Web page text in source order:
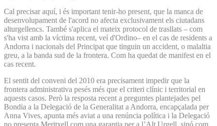
Cal precisar aquí, i és important tenir-ho present, que la manca de
desenvolupament de l'acord no afecta exclusivament els ciutadans
alturgellencs. També s'aplica el mateix protocol de trasllats – com
s'ha vist amb la víctima recent, veí d'Ordino– en el cas de residents a
Andorra i nacionals del Principat que tinguin un accident, o malaltia
greu, a la banda sud de la frontera. Com ha quedat de manifest en el
cas recent.
El sentit del conveni del 2010 era precisament impedir que la
frontera administrativa pesés més que el criteri clínic i territorial en
aquests casos. Però la resposta recent a preguntes plantejades pel
Bondia a la Delegació de la Generalitat a Andorra, encapçalada per
Anna Vives, apunta més aviat a una renúncia política i la Delegació
no presenta Meritxell com una garantia per a l’Alt Urgell, sinó com